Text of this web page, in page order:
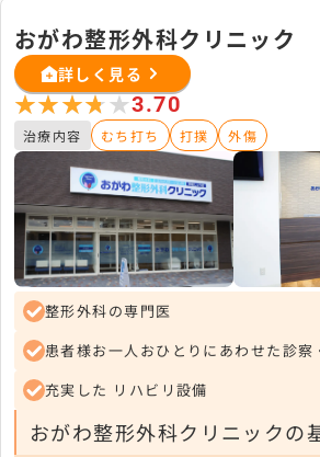
おがわ整形外科クリニック
詳しく見る
★★★★★
★★★★★3.70
治療内容 むち打ち 打撲 外傷
整形外科の専門医
患者様お一人おひとりにあわせた診察
充実した リハビリ設備
おがわ整形外科クリニックの